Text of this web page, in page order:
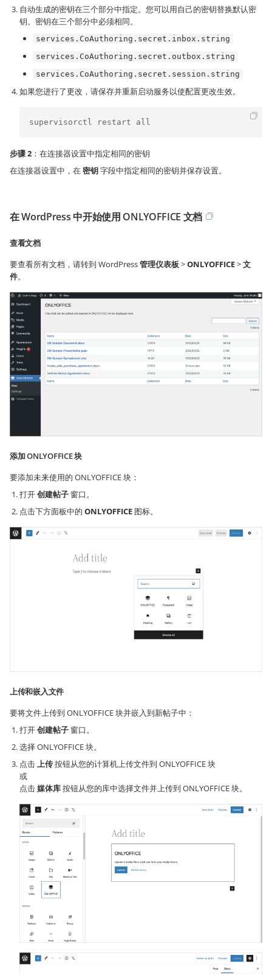
自动生成的密钥在三个部分中指定。您可以用自己的密钥替换默认密
钥。密钥在三个部分中必须相同。
services.CoAuthoring.secret.inbox.string
services.CoAuthoring.secret.outbox.string
services.CoAuthoring.secret.session.string
如果您进行了更改，请保存并重新启动服务以使配置更改生效。
supervisorctl restart all
步骤 2 ：在连接器设置中指定相同的密钥
在连接器设置中，在密钥字段中指定相同的密钥并保存设置。
在 WordPress 中开始使用 ONLYOFFICE 文档
查看文档
要查看所有文档，请转到 WordPress管理仪表板>ONLYOFFICE>文
件。
添加 ONLYOFFICE 块
要添加未来使用的 ONLYOFFICE 块：
打开创建帖子 窗口。
点击下方面板中的 ONLYOFFICE 图标。
上传和嵌入文件
要将文件上传到 ONLYOFFICE 块并嵌入到新帖子中：
打开创建帖子 窗口。
选择 ONLYOFFICE 块。
点击上传按钮从您的计算机上传文件到 ONLYOFFICE 块
或
点击媒体库按钮从您的库中选择文件并上传到 ONLYOFFICE 块。